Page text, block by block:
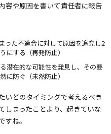
容や原因を書いて責任者に報告
った不適合に対して原因を追究し2
にする（再発防止）
潜在的な可能性を発見し、その要
に防ぐ（未然防止）
いどのタイミングで考えるべき
しまったことより、起きていな
ね。